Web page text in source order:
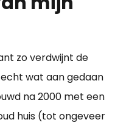
zo verdwijnt de
wat aan gedaan
na 2000 met een
huis (tot ongeveer